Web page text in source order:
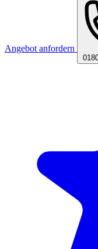
Angebot anfordern